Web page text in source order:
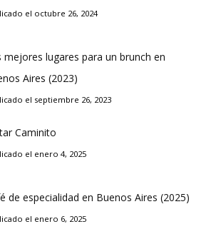
el octubre 26, 2024
mejores lugares para un brunch en
Aires (2023)
el septiembre 26, 2023
Caminito
el enero 4, 2025
de especialidad en Buenos Aires (2025)
el enero 6, 2025